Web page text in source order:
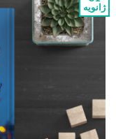
ژانویه